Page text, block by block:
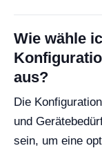
Wie wähle
aus?
Die
und
sein, um eine